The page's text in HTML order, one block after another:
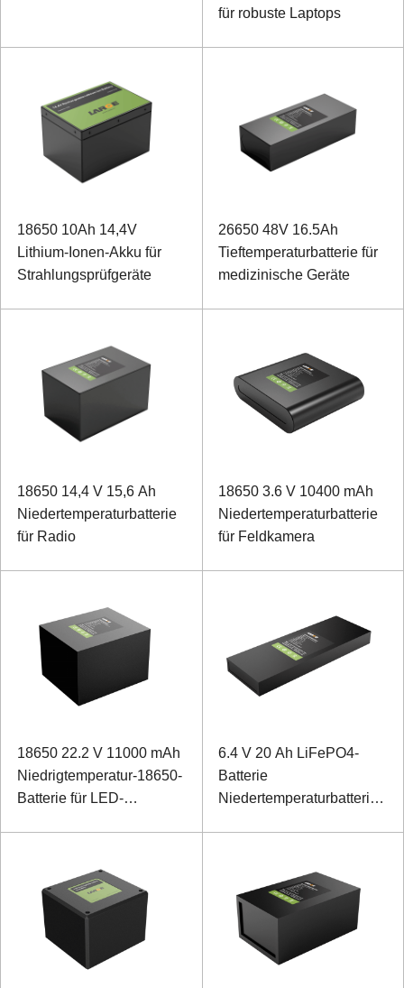
für robuste Laptops
18650 10Ah 14,4V
Lithium-Ionen-Akku für
Strahlungsprüfgeräte
26650 48V 16.5Ah
Tieftemperaturbatterie für
medizinische Geräte
18650 14,4 V 15,6 Ah
Niedertemperaturbatterie
für Radio
18650 3.6 V 10400 mAh
Niedertemperaturbatterie
für Feldkamera
18650 22.2 V 11000 mAh
Niedrigtemperatur-18650-
Batterie für LED-
6.4 V 20 Ah LiFePO4-
Batterie
Niedertemperaturbatterie